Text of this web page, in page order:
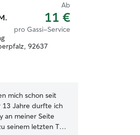
Ab
11 €
pro Gassi-Service
92637
mich schon seit
13 Jahre durfte ich
an meiner Seite
seinem letzten Tag